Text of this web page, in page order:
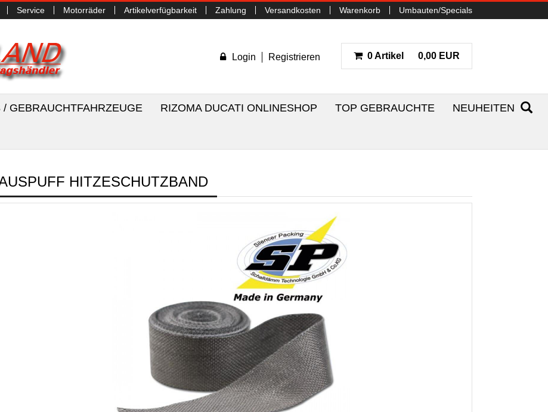
Service Motorräder Artikelverfügbarkeit Zahlung Versandkosten Warenkorb Umbauten/Specials
Login Registrieren 0 Artikel 0,00 EUR
GEBRAUCHTFAHRZEUGE RIZOMA DUCATI ONLINESHOP TOP GEBRAUCHTE NEUHEITEN
HITZESCHUTZBAND